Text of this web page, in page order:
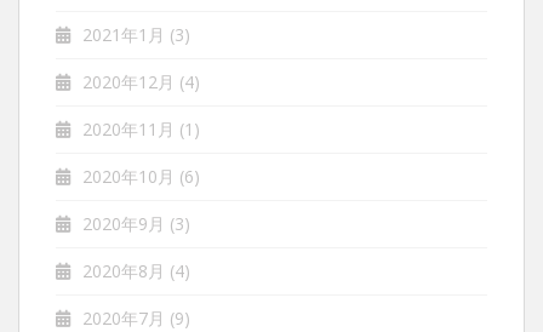
2021年1月 (3)
2020年12月 (4)
2020年11月 (1)
2020年10月 (6)
2020年9月 (3)
2020年8月 (4)
2020年7月 (9)